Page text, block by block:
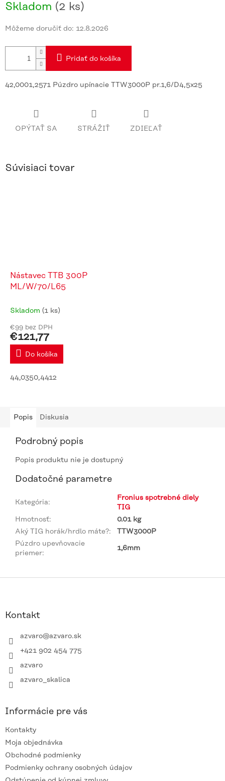
cena:
Skladom (2 ks)
Môžeme doručiť do: 12.8.2026
Pridať do košíka
42,0001,2571 Púzdro upínacie TTW3000P pr.1,6/D4,5x25
OPÝTAŤ SA STRÁŽIŤ ZDIEĽAŤ
Súvisiaci tovar
Nástavec TTB 300P
ML/W/70/L65
Skladom (1 ks)
€99 bez DPH
€121,77
Do košíka
44,0350,4412
Popis Diskusia
Podrobný popis
Popis produktu nie je dostupný
Dodatočné parametre
Kategória:
Fronius spotrebné diely
TIG
Hmotnosť:
0.01 kg
Aký TIG horák/hrdlo máte?:
TTW3000P
Púzdro upevňovacie
priemer:
1,6mm
Kontakt
azvaro@azvaro.sk
+421 902 454 775
azvaro
azvaro_skalica
Informácie pre vás
Kontakty
Moja objednávka
Obchodné podmienky
Podmienky ochrany osobných údajov